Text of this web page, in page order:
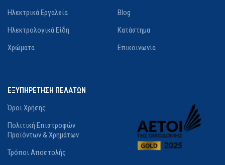
Ηλεκτρικά Εργαλεία
Ηλεκτρολογικά Είδη
Χρώματα
Blog
Κατάστημα
Επικοινωνία
ΕΞΥΠΗΡΕΤΗΣΗ ΠΕΛΑΤΩΝ
Όροι Χρήσης
Πολιτική Επιστροφών
Προϊόντων & Χρημάτων
Τρόποι Αποστολής